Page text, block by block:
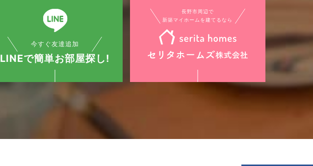
今すぐ友達追加
LINEで簡単お部屋探し!
長野市周辺で
新築マイホームを建てるなら